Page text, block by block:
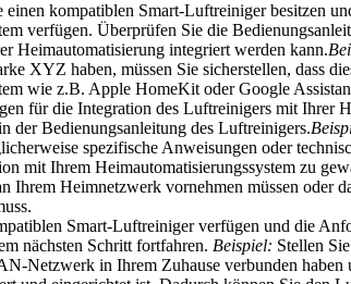
einen kompatiblen Smart-Luftreiniger besitzen
verfügen. Überprüfen Sie die
Heimautomatisierung integriert werden kann.
XYZ haben, müssen Sie sicherstellen, dass
wie z.B. Apple HomeKit oder Google
für die Integration des Luftreinigers mit Ihrer
der Bedienungsanleitung des Luftreinigers.
spezifische Anweisungen oder
mit Ihrem Heimautomatisierungssystem zu
Ihrem Heimnetzwerk vornehmen müssen oder
Smart-Luftreiniger verfügen und die
nächsten Schritt fortfahren. Beispiel: Stellen
Netzwerk in Ihrem Zuhause verbunden haben